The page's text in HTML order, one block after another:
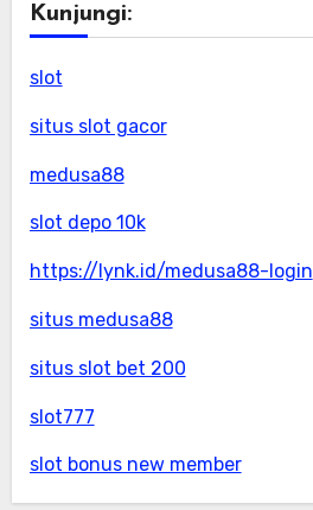
Kunjungi:
slot
situs slot gacor
medusa88
slot depo 10k
https://lynk.id/medusa88-login
situs medusa88
situs slot bet 200
slot777
slot bonus new member